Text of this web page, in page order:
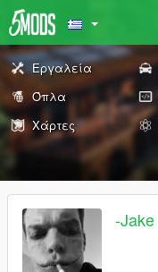
Εργαλεία
Όπλα
Χάρτες
-Jake